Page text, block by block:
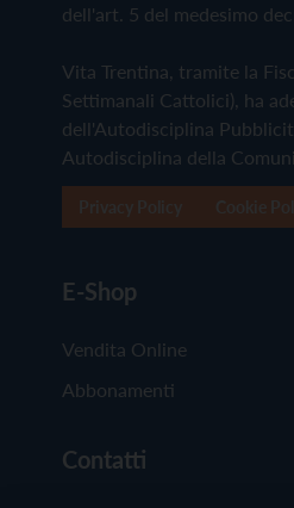
dell'art. 5 del medesimo
Vita Trentina, tramite la
Settimanali Cattolici), ha
dell'Autodisciplina
Autodisciplina della
E-Shop
Vendita Online
Abbonamenti
Contatti